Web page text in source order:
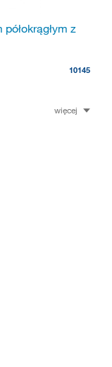
z
10145
więcej